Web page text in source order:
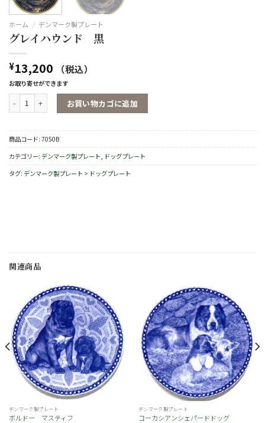
ホーム / デンマーク製プレート
グレイハウンド 黒
¥13,200 （税込）
お取り寄せができます
グレイハウンド 黒個お買い物カゴに追加
商品コード: 7050B
カテゴリー: デンマーク製プレート, ドッグプレート
タグ: デンマーク製プレート > ドッグプレート
関連商品
お
気
に
入
り
デンマーク製プレート
ボルドー マスティフ
お
気
に
入
り
デンマーク製プレート
コーカシアンシェパードドッグ